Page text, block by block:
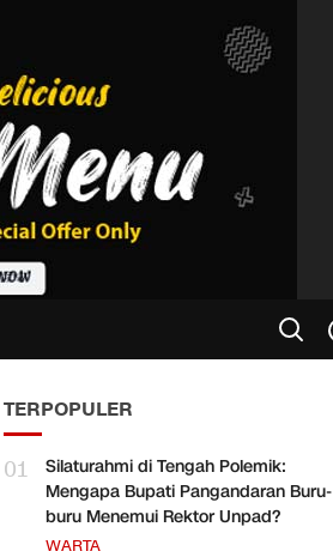
TERPOPULER
01
Silaturahmi di Tengah Polemik:
Mengapa Bupati Pangandaran Buru-
buru Menemui Rektor Unpad?
WARTA